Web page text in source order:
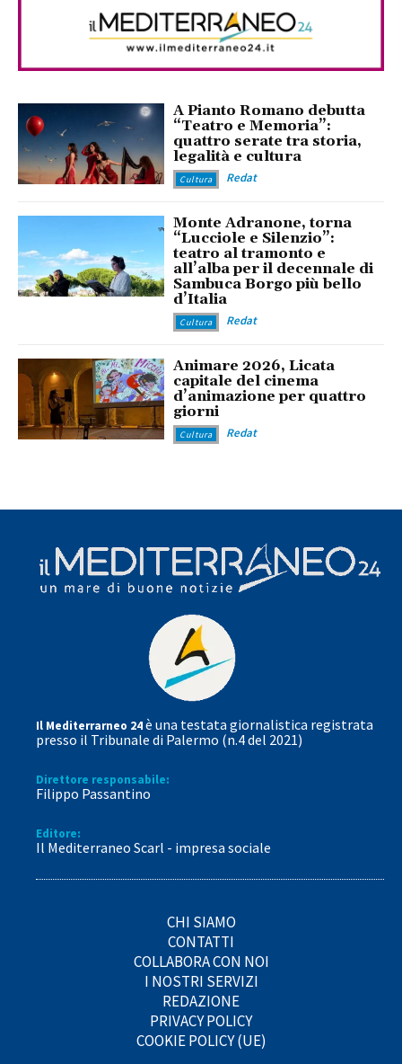
A Pianto Romano debutta
“Teatro e Memoria”:
quattro serate tra storia,
legalità e cultura
Cultura Redat
Monte Adranone, torna
“Lucciole e Silenzio”:
teatro al tramonto e
all’alba per il decennale di
Sambuca Borgo più bello
d’Italia
Cultura Redat
Animare 2026, Licata
capitale del cinema
d’animazione per quattro
giorni
Cultura Redat
Il Mediterrarneo 24è una testata giornalistica registrata
presso il Tribunale di Palermo (n.4 del 2021)
Direttore responsabile:
Filippo Passantino
Editore:
Il Mediterraneo Scarl - impresa sociale
CHI SIAMO
CONTATTI
COLLABORA CON NOI
I NOSTRI SERVIZI
REDAZIONE
PRIVACY POLICY
COOKIE POLICY (UE)